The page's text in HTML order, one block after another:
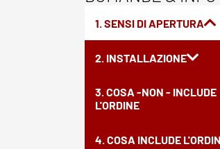
1. SENSI DI APERTURA
2. INSTALLAZIONE
3. COSA -NON - INCLUDE
L'ORDINE
4. COSA INCLUDE